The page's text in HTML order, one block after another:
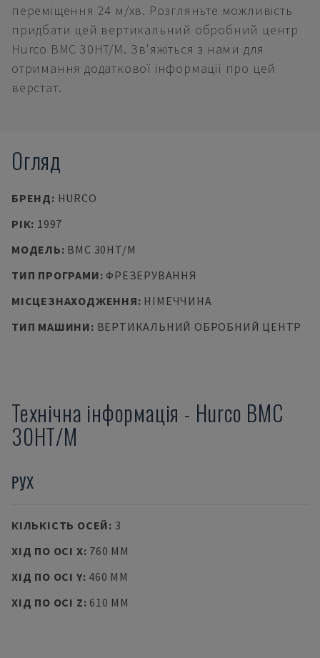
переміщення 24 м/хв. Розгляньте можливість
придбати цей вертикальний обробний центр
Hurco BMC 30HT/M. Зв'яжіться з нами для
отримання додаткової інформації про цей
верстат.
Огляд
БРЕНД: HURCO
РІК: 1997
МОДЕЛЬ: BMC 30HT/M
ТИП ПРОГРАМИ: ФРЕЗЕРУВАННЯ
МІСЦЕЗНАХОДЖЕННЯ: НІМЕЧЧИНА
ТИП МАШИНИ: ВЕРТИКАЛЬНИЙ ОБРОБНИЙ ЦЕНТР
Технічна інформація - Hurco BMC
30HT/M
РУХ
КІЛЬКІСТЬ ОСЕЙ: 3
ХІД ПО ОСІ X: 760 MM
ХІД ПО ОСІ Y: 460 MM
ХІД ПО ОСІ Z: 610 MM